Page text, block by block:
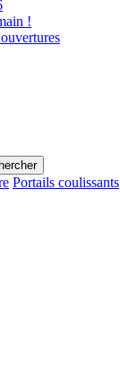
!
Portails coulissants